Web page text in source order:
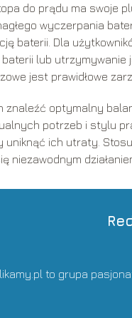
do prądu ma swoje
wyczerpania
baterii. Dla
lub utrzymywanie
jest prawidłowe
znaleźć optymalny
potrzeb i stylu
uniknąć ich utraty.
to grupa